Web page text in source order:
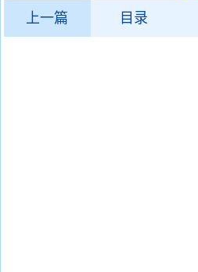
上一篇 目录